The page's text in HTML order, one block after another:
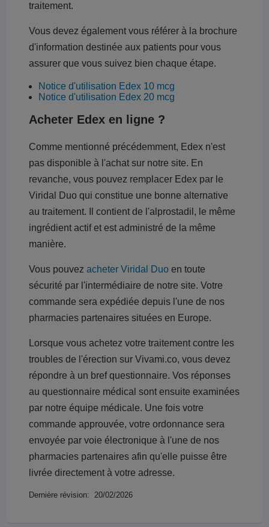
traitement.
Vous devez également vous référer à la brochure
d'information destinée aux patients pour vous
assurer que vous suivez bien chaque étape.
Notice d'utilisation Edex 10 mcg
Notice d'utilisation Edex 20 mcg
Acheter Edex en ligne ?
Comme mentionné précédemment, Edex n'est
pas disponible à l'achat sur notre site. En
revanche, vous pouvez remplacer Edex par le
Viridal Duo qui constitue une bonne alternative
au traitement. Il contient de l'alprostadil, le même
ingrédient actif et est administré de la même
manière.
Vous pouvez acheter Viridal Duo en toute
sécurité par l'intermédiaire de notre site. Votre
commande sera expédiée depuis l'une de nos
pharmacies partenaires situées en Europe.
Lorsque vous achetez votre traitement contre les
troubles de l'érection sur Vivami.co, vous devez
répondre à un bref questionnaire. Vos réponses
au questionnaire médical sont ensuite examinées
par notre équipe médicale. Une fois votre
commande approuvée, votre ordonnance sera
envoyée par voie électronique à l'une de nos
pharmacies partenaires afin qu'elle puisse être
livrée directement à votre adresse.
Dernière révision: 20/02/2026